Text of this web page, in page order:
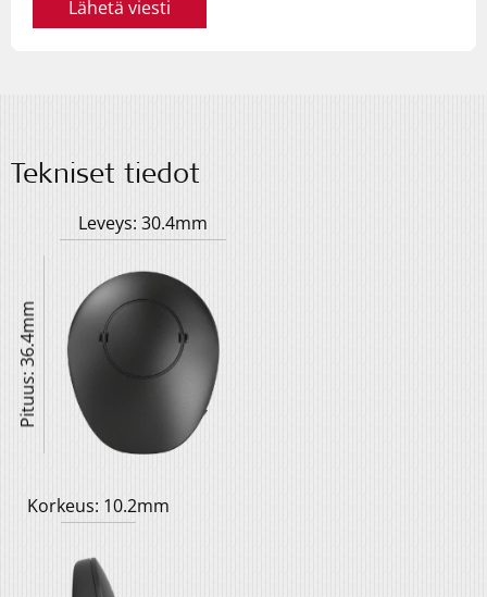
Lähetä viesti
Tekniset tiedot
Leveys: 30.4mm
Pituus: 36.4mm
Korkeus: 10.2mm